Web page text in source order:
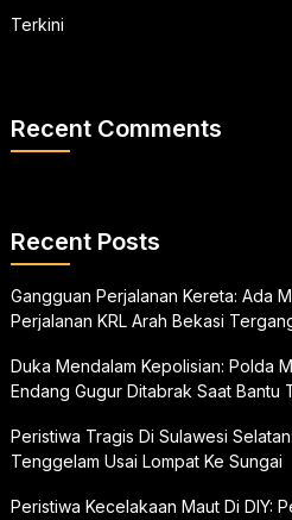
Terkini
Recent Comments
Recent Posts
Gangguan Perjalanan Kereta: Ada
Perjalanan KRL Arah Bekasi
Duka Mendalam Kepolisian: Polda
Endang Gugur Ditabrak Saat Bantu
Peristiwa Tragis Di Sulawesi
Tenggelam Usai Lompat Ke Sungai
Peristiwa Kecelakaan Maut Di DIY: